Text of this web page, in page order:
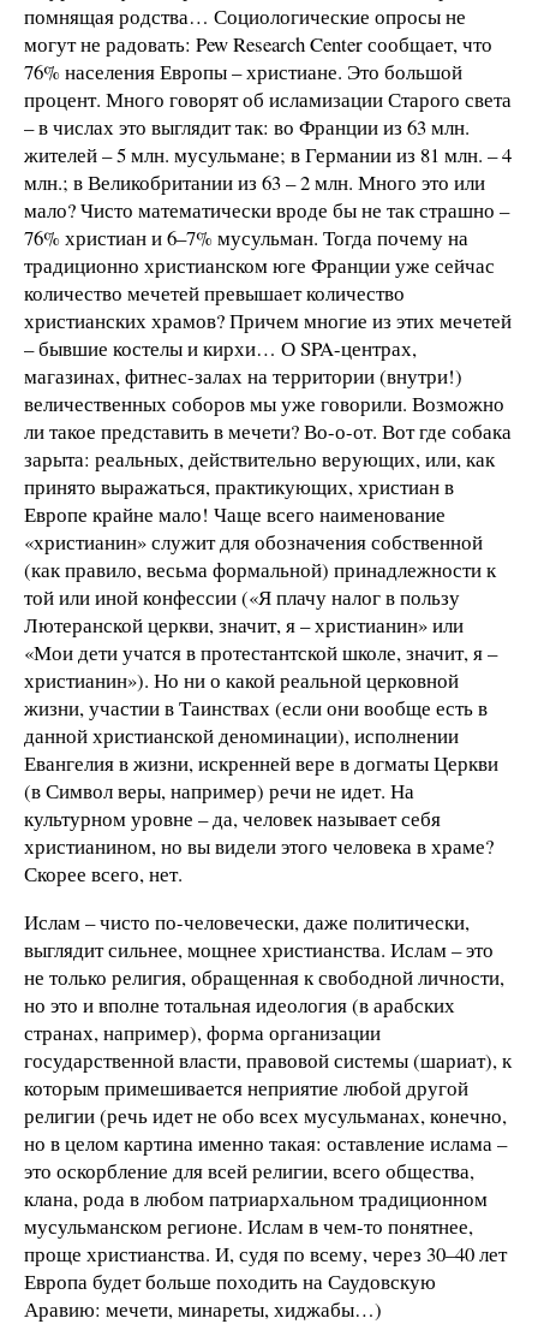
помнящая родства… Социологические опросы не
могут не радовать: Pew Research Center сообщает, что
76% населения Европы – христиане. Это большой
процент. Много говорят об исламизации Старого света
– в числах это выглядит так: во Франции из 63 млн.
жителей – 5 млн. мусульмане; в Германии из 81 млн. – 4
млн.; в Великобритании из 63 – 2 млн. Много это или
мало? Чисто математически вроде бы не так страшно –
76% христиан и 6–7% мусульман. Тогда почему на
традиционно христианском юге Франции уже сейчас
количество мечетей превышает количество
христианских храмов? Причем многие из этих мечетей
– бывшие костелы и кирхи… О SPA-центрах,
магазинах, фитнес-залах на территории (внутри!)
величественных соборов мы уже говорили. Возможно
ли такое представить в мечети? Во-о-от. Вот где собака
зарыта: реальных, действительно верующих, или, как
принято выражаться, практикующих, христиан в
Европе крайне мало! Чаще всего наименование
«христианин» служит для обозначения собственной
(как правило, весьма формальной) принадлежности к
той или иной конфессии («Я плачу налог в пользу
Лютеранской церкви, значит, я – христианин» или
«Мои дети учатся в протестантской школе, значит, я –
христианин»). Но ни о какой реальной церковной
жизни, участии в Таинствах (если они вообще есть в
данной христианской деноминации), исполнении
Евангелия в жизни, искренней вере в догматы Церкви
(в Символ веры, например) речи не идет. На
культурном уровне – да, человек называет себя
христианином, но вы видели этого человека в храме?
Скорее всего, нет.
Ислам – чисто по-человечески, даже политически,
выглядит сильнее, мощнее христианства. Ислам – это
не только религия, обращенная к свободной личности,
но это и вполне тотальная идеология (в арабских
странах, например), форма организации
государственной власти, правовой системы (шариат), к
которым примешивается неприятие любой другой
религии (речь идет не обо всех мусульманах, конечно,
но в целом картина именно такая: оставление ислама –
это оскорбление для всей религии, всего общества,
клана, рода в любом патриархальном традиционном
мусульманском регионе. Ислам в чем-то понятнее,
проще христианства. И, судя по всему, через 30–40 лет
Европа будет больше походить на Саудовскую
Аравию: мечети, минареты, хиджабы…)